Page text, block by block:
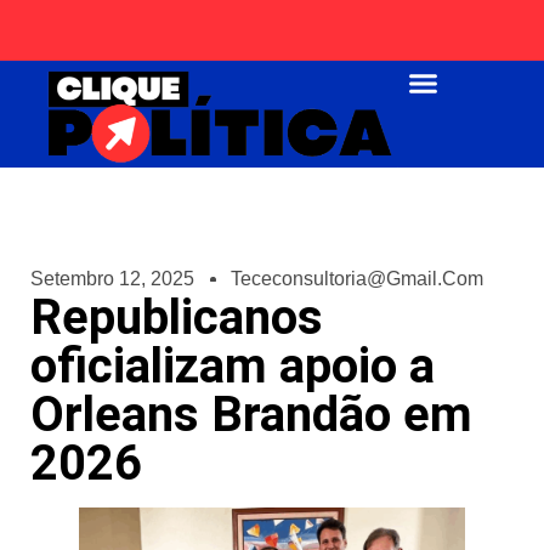
Setembro 12, 2025 Tececonsultoria@gmail.com
Republicanos
oficializam apoio a
Orleans Brandão em
2026